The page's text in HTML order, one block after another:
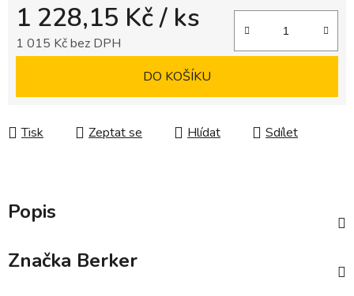
1 228,15 Kč/ ks
1 015 Kč bez DPH
DO KOŠÍKU
Tisk Zeptat se Hlídat Sdílet
Popis
Značka Berker